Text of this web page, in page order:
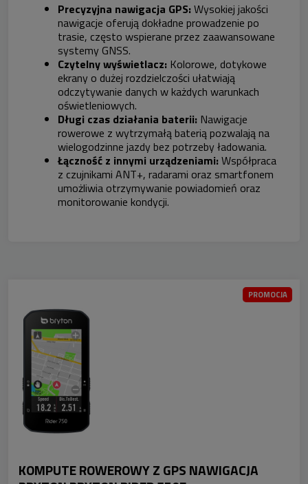
Precyzyjna nawigacja GPS: Wysokiej jakości
nawigacje oferują dokładne prowadzenie po
trasie, często wspierane przez zaawansowane
systemy GNSS.
Czytelny wyświetlacz: Kolorowe, dotykowe
ekrany o dużej rozdzielczości ułatwiają
odczytywanie danych w każdych warunkach
oświetleniowych.
Długi czas działania baterii: Nawigacje
rowerowe z wytrzymałą baterią pozwalają na
wielogodzinne jazdy bez potrzeby ładowania.
Łączność z innymi urządzeniami: Współpraca
z czujnikami ANT+, radarami oraz smartfonem
umożliwia otrzymywanie powiadomień oraz
monitorowanie kondycji.
KOMPUTE ROWEROWY Z GPS NAWIGACJA
PROMOCJA